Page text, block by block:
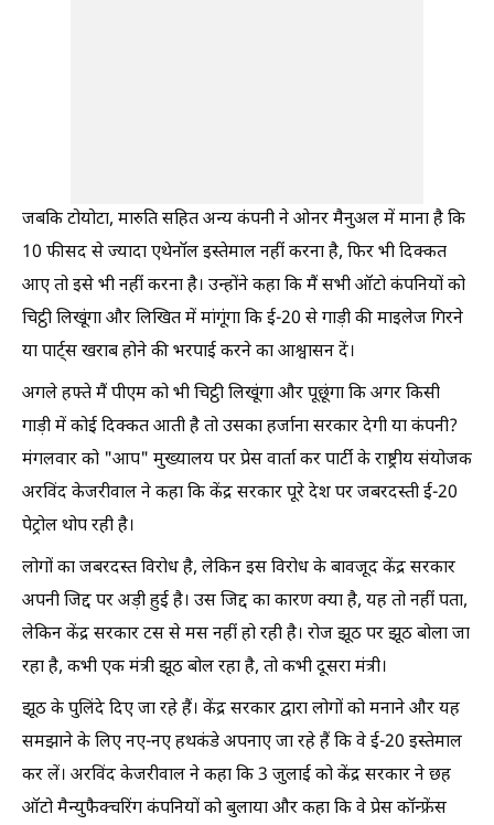
जबकि टोयोटा, मारुति सहित अन्य कंपनी ने ओनर मैनुअल में माना है कि
10 फीसद से ज्यादा एथेनॉल इस्तेमाल नहीं करना है, फिर भी दिक्कत
आए तो इसे भी नहीं करना है। उन्होंने कहा कि मैं सभी ऑटो कंपनियों को
चिट्ठी लिखूंगा और लिखित में मांगूंगा कि ई-20 से गाड़ी की माइलेज गिरने
या पार्ट्स खराब होने की भरपाई करने का आश्वासन दें।
अगले हफ्ते मैं पीएम को भी चिट्ठी लिखूंगा और पूछूंगा कि अगर किसी
गाड़ी में कोई दिक्कत आती है तो उसका हर्जाना सरकार देगी या कंपनी?
मंगलवार को "आप" मुख्यालय पर प्रेस वार्ता कर पार्टी के राष्ट्रीय संयोजक
अरविंद केजरीवाल ने कहा कि केंद्र सरकार पूरे देश पर जबरदस्ती ई-20
पेट्रोल थोप रही है।
लोगों का जबरदस्त विरोध है, लेकिन इस विरोध के बावजूद केंद्र सरकार
अपनी जिद्द पर अड़ी हुई है। उस जिद्द का कारण क्या है, यह तो नहीं पता,
लेकिन केंद्र सरकार टस से मस नहीं हो रही है। रोज झूठ पर झूठ बोला जा
रहा है, कभी एक मंत्री झूठ बोल रहा है, तो कभी दूसरा मंत्री।
झूठ के पुलिंदे दिए जा रहे हैं। केंद्र सरकार द्वारा लोगों को मनाने और यह
समझाने के लिए नए-नए हथकंडे अपनाए जा रहे हैं कि वे ई-20 इस्तेमाल
कर लें। अरविंद केजरीवाल ने कहा कि 3 जुलाई को केंद्र सरकार ने छह
ऑटो मैन्युफैक्चरिंग कंपनियों को बुलाया और कहा कि वे प्रेस कॉन्फ्रेंस